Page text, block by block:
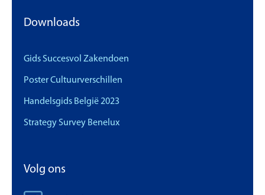
Downloads
Gids Succesvol Zakendoen
Poster Cultuurverschillen
Handelsgids België 2023
Strategy Survey Benelux
Volg ons